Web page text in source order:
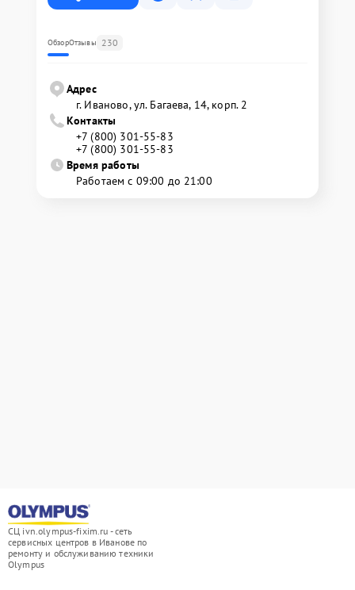
ОбзорОтзывы 230
Адрес
г. Иваново, ул. Багаева, 14, корп. 2
Контакты
+7 (800) 301-55-83
+7 (800) 301-55-83
Время работы
Работаем с 09:00 до 21:00
СЦ ivn.olympus-fixim.ru - сеть
сервисных центров в Иванове по
ремонту и обслуживанию техники
Olympus